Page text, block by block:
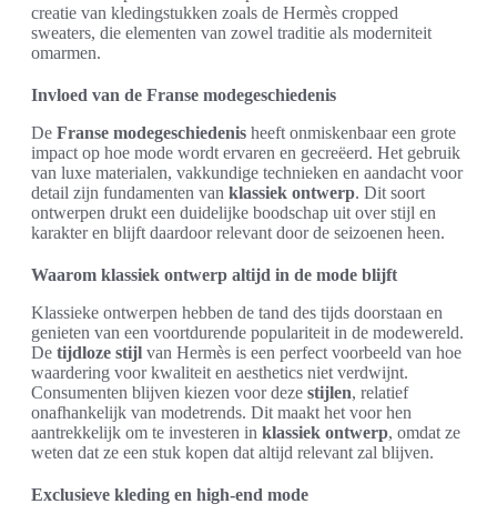
creatie van kledingstukken zoals de Hermès cropped
sweaters, die elementen van zowel traditie als moderniteit
omarmen.
Invloed van de Franse modegeschiedenis
De Franse modegeschiedenis heeft onmiskenbaar een grote
impact op hoe mode wordt ervaren en gecreëerd. Het gebruik
van luxe materialen, vakkundige technieken en aandacht voor
detail zijn fundamenten van klassiek ontwerp. Dit soort
ontwerpen drukt een duidelijke boodschap uit over stijl en
karakter en blijft daardoor relevant door de seizoenen heen.
Waarom klassiek ontwerp altijd in de mode blijft
Klassieke ontwerpen hebben de tand des tijds doorstaan en
genieten van een voortdurende populariteit in de modewereld.
De tijdloze stijl van Hermès is een perfect voorbeeld van hoe
waardering voor kwaliteit en aesthetics niet verdwijnt.
Consumenten blijven kiezen voor deze stijlen, relatief
onafhankelijk van modetrends. Dit maakt het voor hen
aantrekkelijk om te investeren in klassiek ontwerp, omdat ze
weten dat ze een stuk kopen dat altijd relevant zal blijven.
Exclusieve kleding en high-end mode